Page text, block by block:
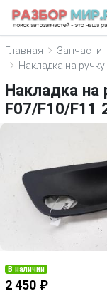
Главная Запчасти
Накладка на ручку
Накладка на
F07/F10/F11
В наличии
2 450 ₽